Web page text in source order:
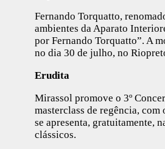
Fernando Torquatto,
ambientes da Aparato
por Fernando Torquatto”. A
no dia 30 de julho, no
Erudita
Mirassol promove o 3º
masterclass de regência,
se apresenta, gratuitamente,
clássicos.